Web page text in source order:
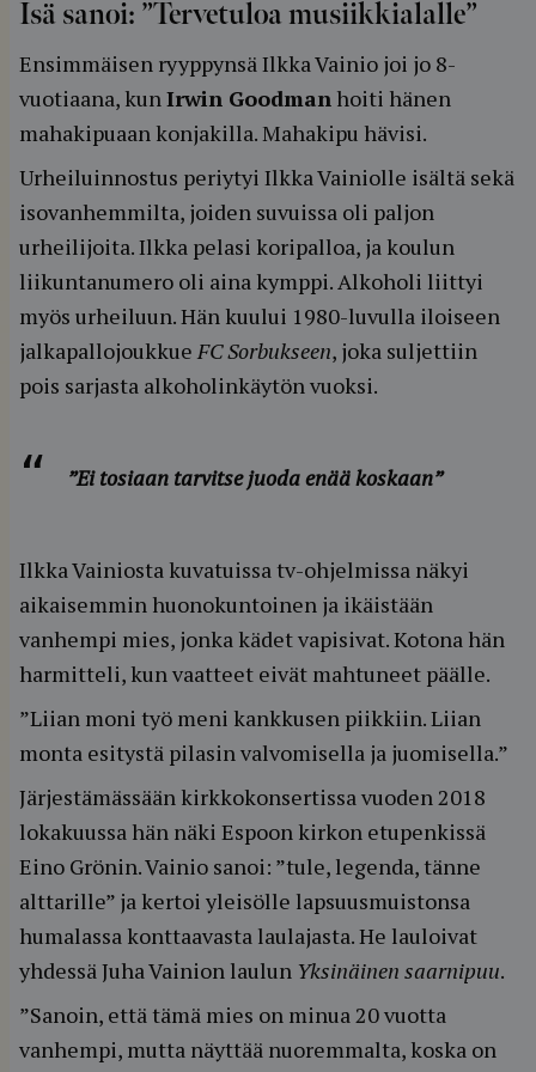
Isä sanoi: ”Tervetuloa musiikkialalle”
Ensimmäisen ryyppynsä Ilkka Vainio joi jo 8-
vuotiaana, kunIrwin Goodman hoiti hänen
mahakipuaan konjakilla. Mahakipu hävisi.
Urheiluinnostus periytyi Ilkka Vainiolle isältä sekä
isovanhemmilta, joiden suvuissa oli paljon
urheilijoita. Ilkka pelasi koripalloa, ja koulun
liikuntanumero oli aina kymppi. Alkoholi liittyi
myös urheiluun. Hän kuului 1980-luvulla iloiseen
jalkapallojoukkue FC Sorbukseen, joka suljettiin
pois sarjasta alkoholinkäytön vuoksi.
”Ei tosiaan tarvitse juoda enää koskaan”
Ilkka Vainiosta kuvatuissa tv-ohjelmissa näkyi
aikaisemmin huonokuntoinen ja ikäistään
vanhempi mies, jonka kädet vapisivat. Kotona hän
harmitteli, kun vaatteet eivät mahtuneet päälle.
”Liian moni työ meni kankkusen piikkiin. Liian
monta esitystä pilasin valvomisella ja juomisella.”
Järjestämässään kirkkokonsertissa vuoden 2018
lokakuussa hän näki Espoon kirkon etupenkissä
Eino Grönin. Vainio sanoi: ”tule, legenda, tänne
alttarille” ja kertoi yleisölle lapsuusmuistonsa
humalassa konttaavasta laulajasta. He lauloivat
yhdessä Juha Vainion laulun Yksinäinen saarnipuu.
”Sanoin, että tämä mies on minua 20 vuotta
vanhempi, mutta näyttää nuoremmalta, koska on